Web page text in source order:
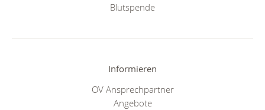
Blutspende
Informieren
OV Ansprechpartner
Angebote